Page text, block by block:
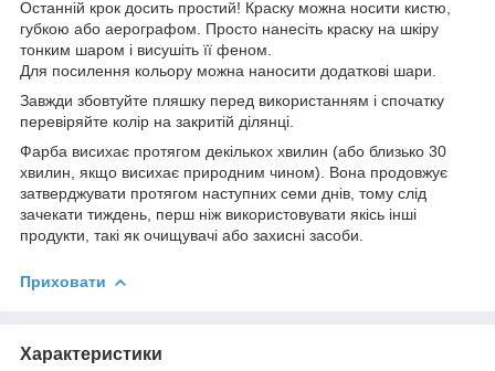
Останній крок досить простий! Краску можна носити кистю,
губкою або аерографом. Просто нанесіть краску на шкіру
тонким шаром і висушіть її феном.
Для посилення кольору можна наносити додаткові шари.
Завжди збовтуйте пляшку перед використанням і спочатку
перевіряйте колір на закритій ділянці.
Фарба висихає протягом декількох хвилин (або близько 30
хвилин, якщо висихає природним чином). Вона продовжує
затверджувати протягом наступних семи днів, тому слід
зачекати тиждень, перш ніж використовувати якісь інші
продукти, такі як очищувачі або захисні засоби.
Приховати
Характеристики